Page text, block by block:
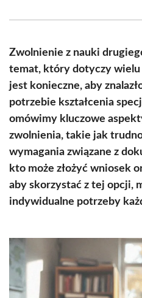
(Twitter)
Zwolnienie z nauki
temat, który dotyczy wielu
jest konieczne, aby
potrzebie kształcenia
omówimy kluczowe
zwolnienia, takie jak
wymagania związane z
kto może złożyć wniosek
aby skorzystać z tej opcji,
indywidualne potrzeby